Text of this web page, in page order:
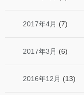
2017年4月 (7)
2017年3月 (6)
2016年12月 (13)